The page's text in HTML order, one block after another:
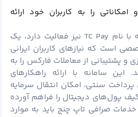
را به کاربران خود ارائه
تاپ چنج TopChangeکه با نام TC Pay نیز فعالیت دارد، یک
است که نیازهای کاربران ایرانی
و پشتیبانی از معاملات فارکس را به
سامانه با ارائه راهکارهای
سنتی، امکان انتقال سرمایه
پول‌های دیجیتال را فراهم آورده
صرافی تاپ چنج باید به موارد